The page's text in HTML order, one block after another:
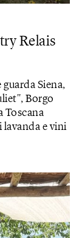
Relais
Siena,
Borgo
Toscana
lavanda e vini